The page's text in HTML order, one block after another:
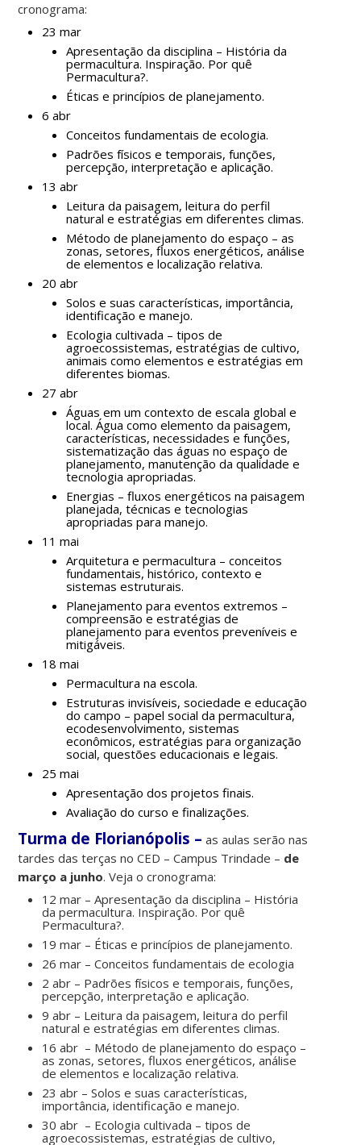
cronograma:
23 mar
Apresentação da disciplina – História da
permacultura. Inspiração. Por quê
Permacultura?.
Éticas e princípios de planejamento.
6 abr
Conceitos fundamentais de ecologia.
Padrões físicos e temporais, funções,
percepção, interpretação e aplicação.
13 abr
Leitura da paisagem, leitura do perfil
natural e estratégias em diferentes climas.
Método de planejamento do espaço – as
zonas, setores, fluxos energéticos, análise
de elementos e localização relativa.
20 abr
Solos e suas características, importância,
identificação e manejo.
Ecologia cultivada – tipos de
agroecossistemas, estratégias de cultivo,
animais como elementos e estratégias em
diferentes biomas.
27 abr
Águas em um contexto de escala global e
local. Água como elemento da paisagem,
características, necessidades e funções,
sistematização das águas no espaço de
planejamento, manutenção da qualidade e
tecnologia apropriadas.
Energias – fluxos energéticos na paisagem
planejada, técnicas e tecnologias
apropriadas para manejo.
11 mai
Arquitetura e permacultura – conceitos
fundamentais, histórico, contexto e
sistemas estruturais.
Planejamento para eventos extremos –
compreensão e estratégias de
planejamento para eventos preveníveis e
mitigáveis.
18 mai
Permacultura na escola.
Estruturas invisíveis, sociedade e educação
do campo – papel social da permacultura,
ecodesenvolvimento, sistemas
econômicos, estratégias para organização
social, questões educacionais e legais.
25 mai
Apresentação dos projetos finais.
Avaliação do curso e finalizações.
Turma de Florianópolis – as aulas serão nas
tardes das terças no CED – Campus Trindade – de
março a junho. Veja o cronograma:
12 mar – Apresentação da disciplina – História
da permacultura. Inspiração. Por quê
Permacultura?.
19 mar – Éticas e princípios de planejamento.
26 mar – Conceitos fundamentais de ecologia
2 abr – Padrões físicos e temporais, funções,
percepção, interpretação e aplicação.
9 abr – Leitura da paisagem, leitura do perfil
natural e estratégias em diferentes climas.
16 abr – Método de planejamento do espaço –
as zonas, setores, fluxos energéticos, análise
de elementos e localização relativa.
23 abr – Solos e suas características,
importância, identificação e manejo.
30 abr – Ecologia cultivada – tipos de
agroecossistemas, estratégias de cultivo,